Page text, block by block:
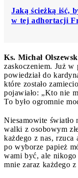
Jaką ścieżką iść,
w tej adhortacji
Ks. Michał
zaskoczeniem. Już
powiedział do
które zostało
pojawiało: „Kto nie
To było ogromnie
Niesamowite światło
walki z osobowym
każdego z nas,
po wyborze papież
wami być, ale nikogo
mnie zaraz każdego z